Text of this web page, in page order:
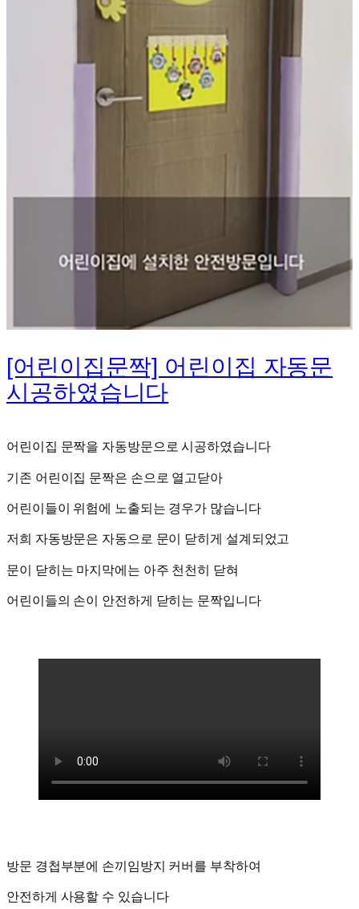
[어린이집문짝] 어린이집 자동문
시공하였습니다
어린이집 문짝을 자동방문으로 시공하였습니다
기존 어린이집 문짝은 손으로 열고닫아
어린이들이 위험에 노출되는 경우가 많습니다
저희 자동방문은 자동으로 문이 닫히게 설계되었고
문이 닫히는 마지막에는 아주 천천히 닫혀
어린이들의 손이 안전하게 닫히는 문짝입니다
방문 경첩부분에 손끼임방지 커버를 부착하여
안전하게 사용할 수 있습니다